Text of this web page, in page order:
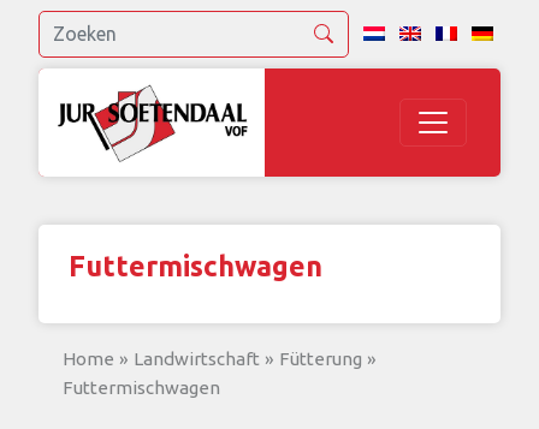
Futtermischwagen
Home » Landwirtschaft » Fütterung »
Futtermischwagen